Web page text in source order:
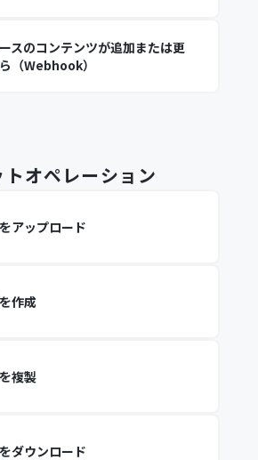
スのコンテンツが追加または更
（Webhook）
オペレーション
アップロード
作成
複製
ダウンロード